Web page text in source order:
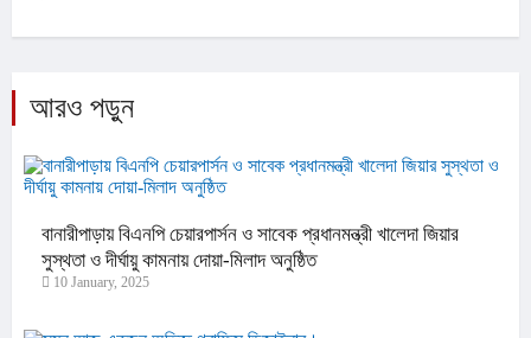
আরও পড়ুন
বানারীপাড়ায় বিএনপি চেয়ারপার্সন ও সাবেক প্রধানমন্ত্রী খালেদা জিয়ার
সুস্থতা ও দীর্ঘায়ু কামনায় দোয়া-মিলাদ অনুষ্ঠিত
10 January, 2025